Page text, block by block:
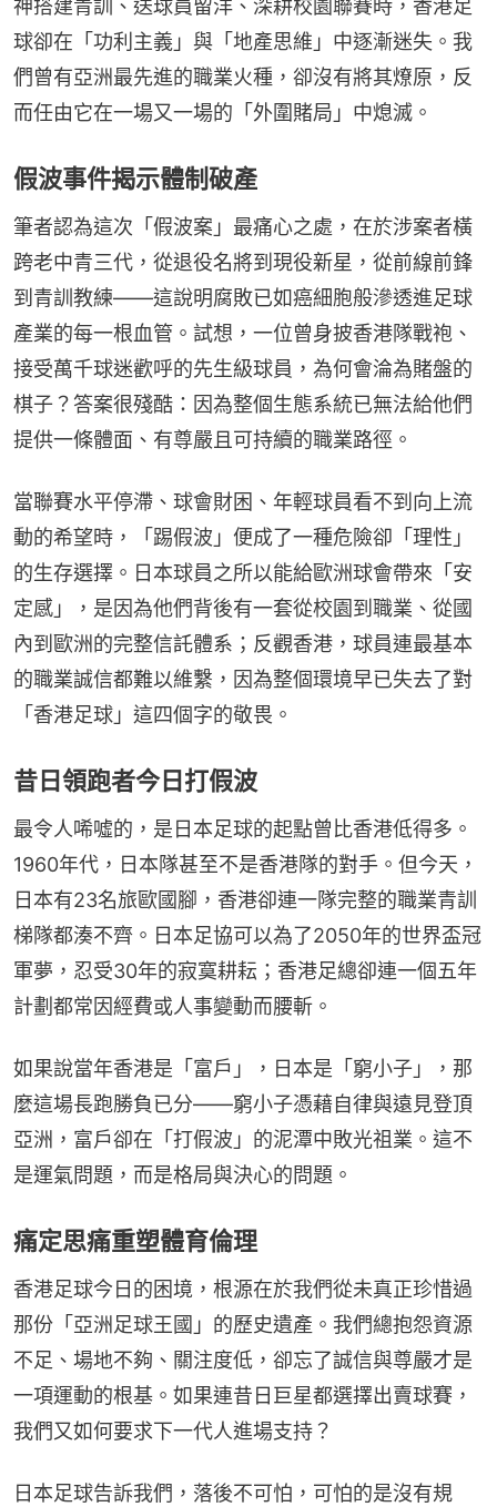
神搭建青訓、送球員留洋、深耕校園聯賽時，香港足
球卻在「功利主義」與「地產思維」中逐漸迷失。我
們曾有亞洲最先進的職業火種，卻沒有將其燎原，反
而任由它在一場又一場的「外圍賭局」中熄滅。
假波事件揭示體制破產
筆者認為這次「假波案」最痛心之處，在於涉案者橫
跨老中青三代，從退役名將到現役新星，從前線前鋒
到青訓教練——這說明腐敗已如癌細胞般滲透進足球
產業的每一根血管。試想，一位曾身披香港隊戰袍、
接受萬千球迷歡呼的先生級球員，為何會淪為賭盤的
棋子？答案很殘酷：因為整個生態系統已無法給他們
提供一條體面、有尊嚴且可持續的職業路徑。
當聯賽水平停滯、球會財困、年輕球員看不到向上流
動的希望時，「踢假波」便成了一種危險卻「理性」
的生存選擇。日本球員之所以能給歐洲球會帶來「安
定感」，是因為他們背後有一套從校園到職業、從國
內到歐洲的完整信託體系；反觀香港，球員連最基本
的職業誠信都難以維繫，因為整個環境早已失去了對
「香港足球」這四個字的敬畏。
昔日領跑者今日打假波
最令人唏噓的，是日本足球的起點曾比香港低得多。
1960年代，日本隊甚至不是香港隊的對手。但今天，
日本有23名旅歐國腳，香港卻連一隊完整的職業青訓
梯隊都湊不齊。日本足協可以為了2050年的世界盃冠
軍夢，忍受30年的寂寞耕耘；香港足總卻連一個五年
計劃都常因經費或人事變動而腰斬。
如果說當年香港是「富戶」，日本是「窮小子」，那
麼這場長跑勝負已分——窮小子憑藉自律與遠見登頂
亞洲，富戶卻在「打假波」的泥潭中敗光祖業。這不
是運氣問題，而是格局與決心的問題。
痛定思痛重塑體育倫理
香港足球今日的困境，根源在於我們從未真正珍惜過
那份「亞洲足球王國」的歷史遺產。我們總抱怨資源
不足、場地不夠、關注度低，卻忘了誠信與尊嚴才是
一項運動的根基。如果連昔日巨星都選擇出賣球賽，
我們又如何要求下一代人進場支持？
日本足球告訴我們，落後不可怕，可怕的是沒有規